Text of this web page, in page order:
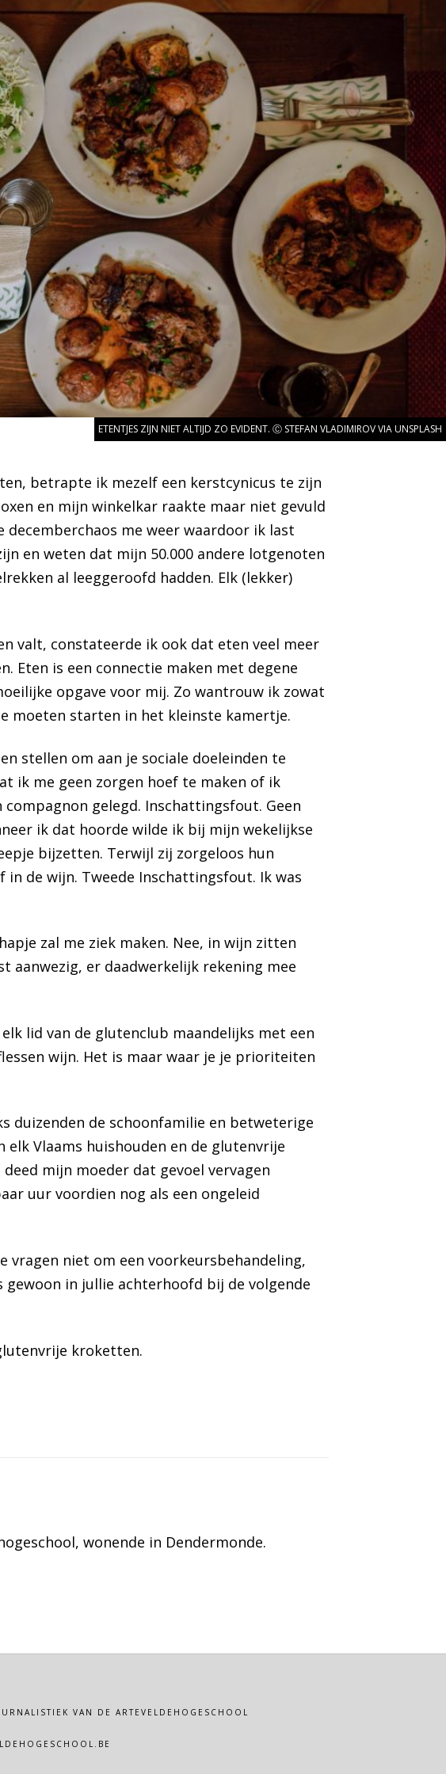
ETENTJES ZIJN NIET ALTIJD ZO EVIDENT. Ⓒ STEFAN VLADIMIROV VIA UNSPLASH
betrapte ik mezelf een kerstcynicus te zijn
en mijn winkelkar raakte maar niet gevuld
me weer waardoor ik last
en weten dat mijn 50.000 andere lotgenoten
al leeggeroofd hadden. Elk (lekker)
valt, constateerde ik ook dat eten veel meer
Eten is een connectie maken met degene
opgave voor mij. Zo wantrouw ik zowat
moeten starten in het kleinste kamertje.
stellen om aan je sociale doeleinden te
ik me geen zorgen hoef te maken of ik
gelegd. Inschattingsfout. Geen
ik dat hoorde wilde ik bij mijn wekelijkse
bijzetten. Terwijl zij zorgeloos hun
de wijn. Tweede Inschattingsfout. Ik was
zal me ziek maken. Nee, in wijn zitten
aanwezig, er daadwerkelijk rekening mee
lid van de glutenclub maandelijks met een
wijn. Het is maar waar je je prioriteiten
duizenden de schoonfamilie en betweterige
Vlaams huishouden en de glutenvrije
mijn moeder dat gevoel vervagen
uur voordien nog als een ongeleid
vragen niet om een voorkeursbehandeling,
in jullie achterhoofd bij de volgende
kroketten.
wonende in Dendermonde.
VAN DE ARTEVELDEHOGESCHOOL